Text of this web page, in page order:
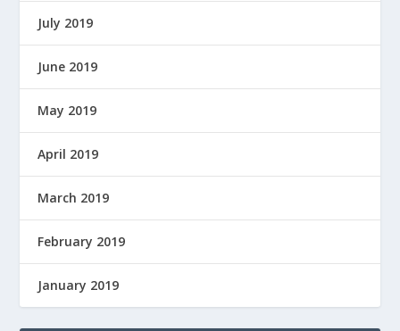
July 2019
June 2019
May 2019
April 2019
March 2019
February 2019
January 2019